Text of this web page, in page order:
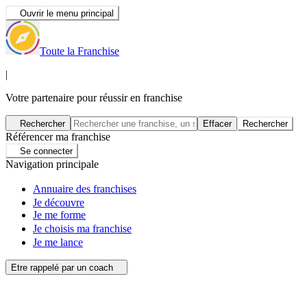
Ouvrir le menu principal
Toute la Franchise
|
Votre partenaire pour réussir en franchise
Rechercher Effacer Rechercher
Référencer ma franchise
Se connecter
Navigation principale
Annuaire des franchises
Je découvre
Je me forme
Je choisis ma franchise
Je me lance
Etre rappelé par un coach